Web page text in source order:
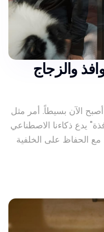
والزجاج
الآن بسيطاً. أمر مثل
يدع ذكاءنا الاصطناعي
مع الحفاظ على الخلفية